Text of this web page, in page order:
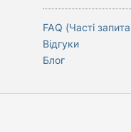
FAQ (Часті
Відгуки
Блог